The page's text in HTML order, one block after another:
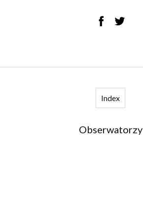
Index
Obserwatorzy